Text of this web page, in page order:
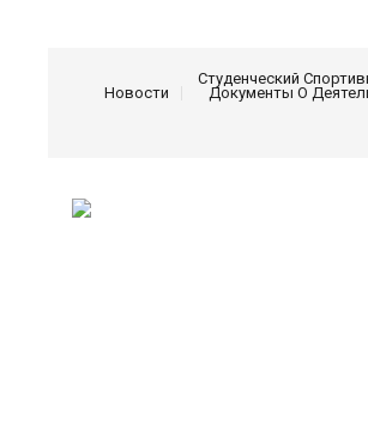
Новости
Студенческий
Документы О